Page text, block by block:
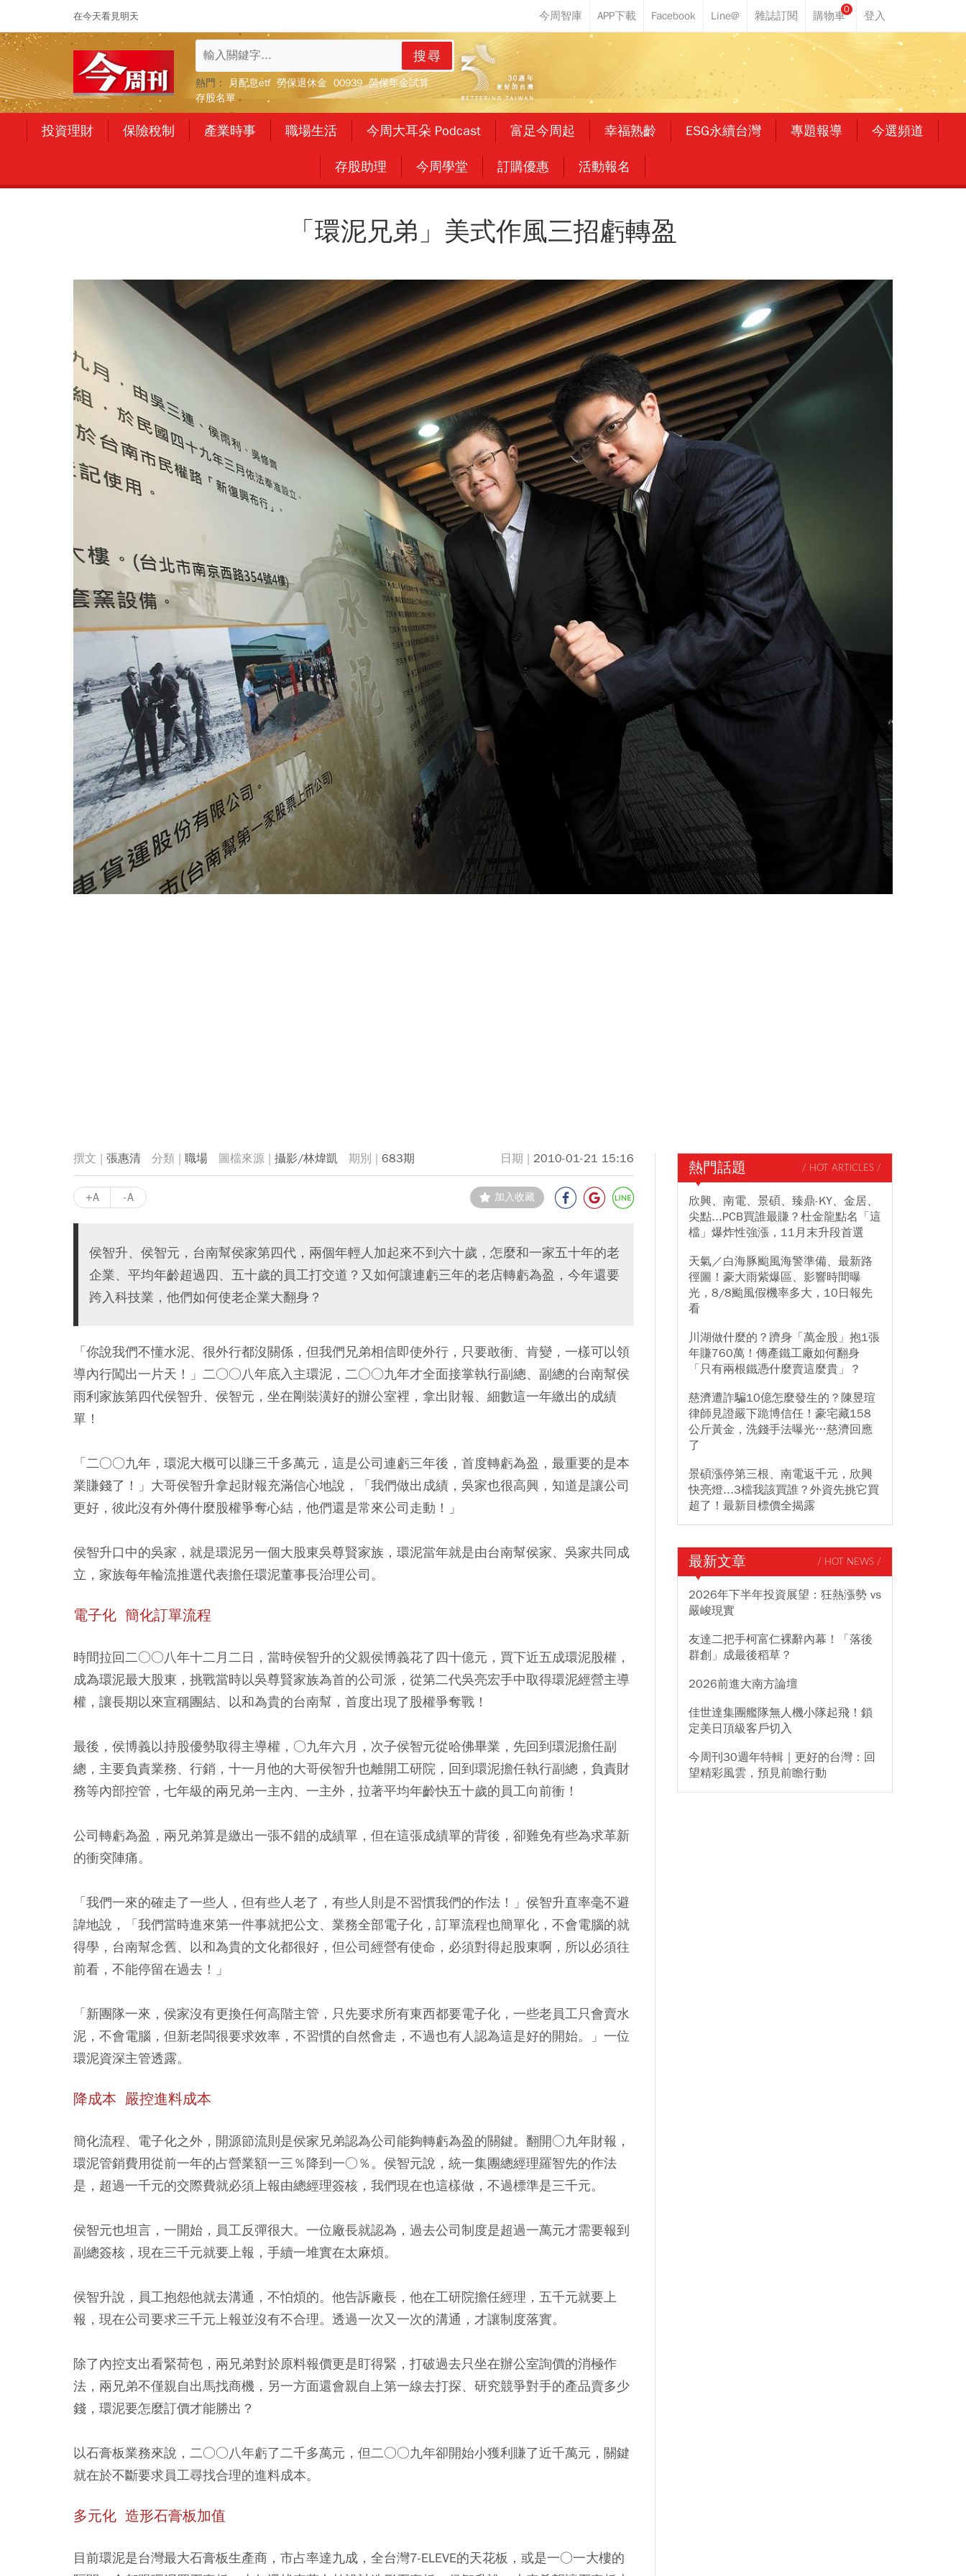
在今天看見明天
0
搜尋
熱門： 月配息etf 勞保退休金 00939 勞保年金試算
存股名單
投資理財 保險稅制 產業時事 職場生活 今周大耳朵 Podcast 富足今周起 幸福熟齡 ESG永續台灣 專題報導 今選頻道
存股助理 今周學堂 訂購優惠 活動報名
「環泥兄弟」美式作風三招虧轉盈
張惠清 職場 攝影/林煒凱 683期 2010-01-21 15:16
+A -A 加入收藏
侯智升、侯智元，台南幫侯家第四代，兩個年輕人加起來不到六十歲，怎麼和一家五十年的老
企業、平均年齡超過四、五十歲的員工打交道？又如何讓連虧三年的老店轉虧為盈，今年還要
跨入科技業，他們如何使老企業大翻身？
「你說我們不懂水泥、很外行都沒關係，但我們兄弟相信即使外行，只要敢衝、肯變，一樣可以領
導內行闖出一片天！」二○○八年底入主環泥，二○○九年才全面接掌執行副總、副總的台南幫侯
雨利家族第四代侯智升、侯智元，坐在剛裝潢好的辦公室裡，拿出財報、細數這一年繳出的成績
單！
「二○○九年，環泥大概可以賺三千多萬元，這是公司連虧三年後，首度轉虧為盈，最重要的是本
業賺錢了！」大哥侯智升拿起財報充滿信心地說，「我們做出成績，吳家也很高興，知道是讓公司
更好，彼此沒有外傳什麼股權爭奪心結，他們還是常來公司走動！」
侯智升口中的吳家，就是環泥另一個大股東吳尊賢家族，環泥當年就是由台南幫侯家、吳家共同成
立，家族每年輪流推選代表擔任環泥董事長治理公司。
電子化 簡化訂單流程
時間拉回二○○八年十二月二日，當時侯智升的父親侯博義花了四十億元，買下近五成環泥股權，
成為環泥最大股東，挑戰當時以吳尊賢家族為首的公司派，從第二代吳亮宏手中取得環泥經營主導
權，讓長期以來宣稱團結、以和為貴的台南幫，首度出現了股權爭奪戰！
最後，侯博義以持股優勢取得主導權，○九年六月，次子侯智元從哈佛畢業，先回到環泥擔任副
總，主要負責業務、行銷，十一月他的大哥侯智升也離開工研院，回到環泥擔任執行副總，負責財
務等內部控管，七年級的兩兄弟一主內、一主外，拉著平均年齡快五十歲的員工向前衝！
公司轉虧為盈，兩兄弟算是繳出一張不錯的成績單，但在這張成績單的背後，卻難免有些為求革新
的衝突陣痛。
「我們一來的確走了一些人，但有些人老了，有些人則是不習慣我們的作法！」侯智升直率毫不避
諱地說，「我們當時進來第一件事就把公文、業務全部電子化，訂單流程也簡單化，不會電腦的就
得學，台南幫念舊、以和為貴的文化都很好，但公司經營有使命，必須對得起股東啊，所以必須往
前看，不能停留在過去！」
「新團隊一來，侯家沒有更換任何高階主管，只先要求所有東西都要電子化，一些老員工只會賣水
泥，不會電腦，但新老闆很要求效率，不習慣的自然會走，不過也有人認為這是好的開始。」一位
環泥資深主管透露。
降成本 嚴控進料成本
簡化流程、電子化之外，開源節流則是侯家兄弟認為公司能夠轉虧為盈的關鍵。翻開○九年財報，
環泥管銷費用從前一年的占營業額一三％降到一○％。侯智元說，統一集團總經理羅智先的作法
是，超過一千元的交際費就必須上報由總經理簽核，我們現在也這樣做，不過標準是三千元。
侯智元也坦言，一開始，員工反彈很大。一位廠長就認為，過去公司制度是超過一萬元才需要報到
副總簽核，現在三千元就要上報，手續一堆實在太麻煩。
侯智升說，員工抱怨他就去溝通，不怕煩的。他告訴廠長，他在工研院擔任經理，五千元就要上
報，現在公司要求三千元上報並沒有不合理。透過一次又一次的溝通，才讓制度落實。
除了內控支出看緊荷包，兩兄弟對於原料報價更是盯得緊，打破過去只坐在辦公室詢價的消極作
法，兩兄弟不僅親自出馬找商機，另一方面還會親自上第一線去打探、研究競爭對手的產品賣多少
錢，環泥要怎麼訂價才能勝出？
以石膏板業務來說，二○○八年虧了二千多萬元，但二○○九年卻開始小獲利賺了近千萬元，關鍵
就在於不斷要求員工尋找合理的進料成本。
多元化 造形石膏板加值
目前環泥是台灣最大石膏板生產商，市占率達九成，全台灣7-ELEVE的天花板，或是一○一大樓的
熱門話題 / HOT ARTICLES /
欣興、南電、景碩、臻鼎-KY、金居、
尖點...PCB買誰最賺？杜金龍點名「這
檔」爆炸性強漲，11月末升段首選
天氣／白海豚颱風海警準備、最新路
徑圖！豪大雨紫爆區、影響時間曝
光，8/8颱風假機率多大，10日報先
看
川湖做什麼的？躋身「萬金股」抱1張
年賺760萬！傳產鐵工廠如何翻身
「只有兩根鐵憑什麼賣這麼貴」？
慈濟遭詐騙10億怎麼發生的？陳昱瑄
律師見證嚴下跪博信任！豪宅藏158
公斤黃金，洗錢手法曝光…慈濟回應
了
景碩漲停第三根、南電返千元，欣興
快亮燈...3檔我該買誰？外資先挑它買
超了！最新目標價全揭露
最新文章 / HOT NEWS /
2026年下半年投資展望：狂熱漲勢 vs
嚴峻現實
友達二把手柯富仁裸辭內幕！「落後
群創」成最後稻草？
2026前進大南方論壇
佳世達集團艦隊無人機小隊起飛！鎖
定美日頂級客戶切入
今周刊30週年特輯｜更好的台灣：回
望精彩風雲，預見前瞻行動